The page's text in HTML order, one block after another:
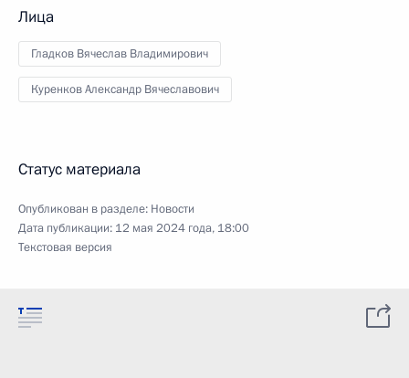
Лица
Гладков Вячеслав Владимирович
Куренков Александр Вячеславович
Статус материала
Опубликован в разделе: Новости
Дата публикации: 12 мая 2024 года, 18:00
Текстовая версия